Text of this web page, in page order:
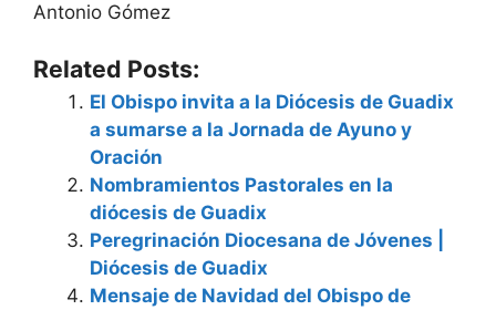
Antonio Gómez
Related Posts:
El Obispo invita a la Diócesis de Guadix
a sumarse a la Jornada de Ayuno y
Oración
Nombramientos Pastorales en la
diócesis de Guadix
Peregrinación Diocesana de Jóvenes |
Diócesis de Guadix
Mensaje de Navidad del Obispo de